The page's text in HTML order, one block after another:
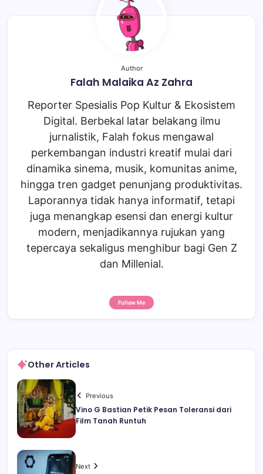
Author
Falah Malaika Az Zahra
Reporter Spesialis Pop Kultur & Ekosistem
Digital. Berbekal latar belakang ilmu
jurnalistik, Falah fokus mengawal
perkembangan industri kreatif mulai dari
dinamika sinema, musik, komunitas anime,
hingga tren gadget penunjang produktivitas.
Laporannya tidak hanya informatif, tetapi
juga menangkap esensi dan energi kultur
modern, menjadikannya rujukan yang
tepercaya sekaligus menghibur bagi Gen Z
dan Millenial.
Follow Me
Other Articles
Previous
Vino G Bastian Petik Pesan Toleransi dari
Film Tanah Runtuh
Next